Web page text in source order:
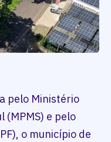
pelo Ministério
(MPMS) e pelo
o município de